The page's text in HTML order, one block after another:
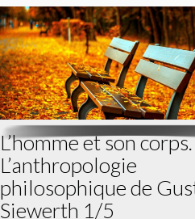
L’homme et son corps.
L’anthropologie
philosophique de
Siewerth 1/5